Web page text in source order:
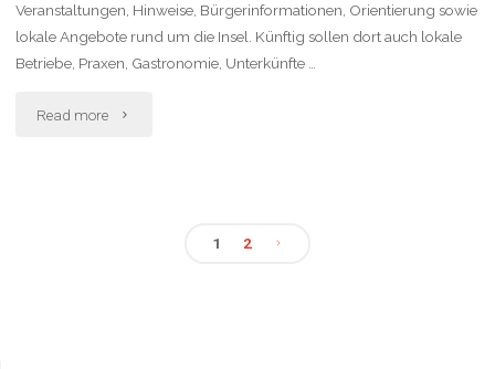
Veranstaltungen, Hinweise, Bürgerinformationen, Orientierung sowie
lokale Angebote rund um die Insel. Künftig sollen dort auch lokale
Betriebe, Praxen, Gastronomie, Unterkünfte …
Read more "Neuer
1 2